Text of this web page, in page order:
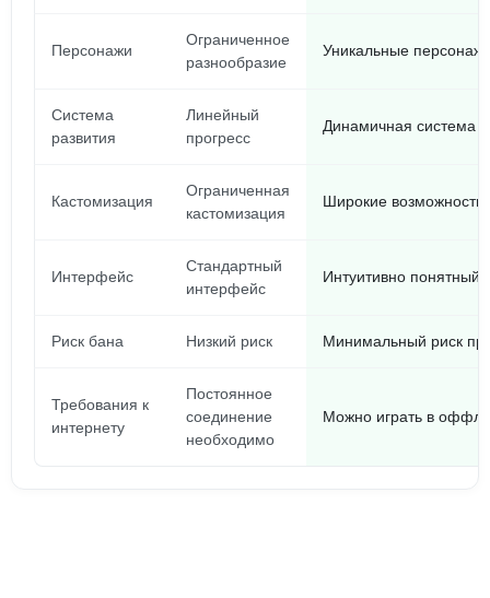
Персонажи
Ограниченное
разнообразие
Уникальные
Система
развития
Линейный
прогресс
Динамичная система
Кастомизация
Ограниченная
кастомизация
Широкие
Интерфейс
Стандартный
интерфейс
Интуитивно
Риск бана Низкий риск Минимальный риск
Требования к
интернету
Постоянное
соединение
необходимо
Можно играть в